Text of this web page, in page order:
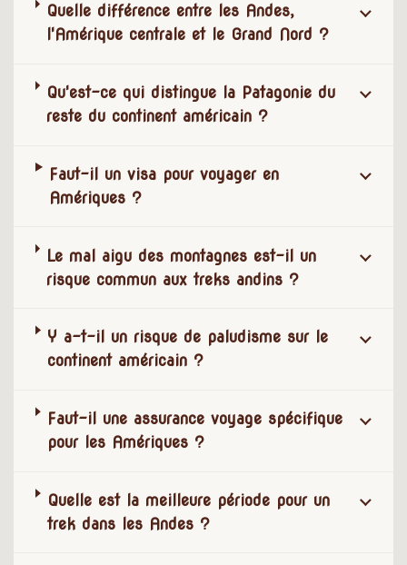
Quelle différence entre les Andes,
l'Amérique centrale et le Grand Nord ?
Qu'est-ce qui distingue la Patagonie du
reste du continent américain ?
Faut-il un visa pour voyager en
Amériques ?
Le mal aigu des montagnes est-il un
risque commun aux treks andins ?
Y a-t-il un risque de paludisme sur le
continent américain ?
Faut-il une assurance voyage spécifique
pour les Amériques ?
Quelle est la meilleure période pour un
trek dans les Andes ?